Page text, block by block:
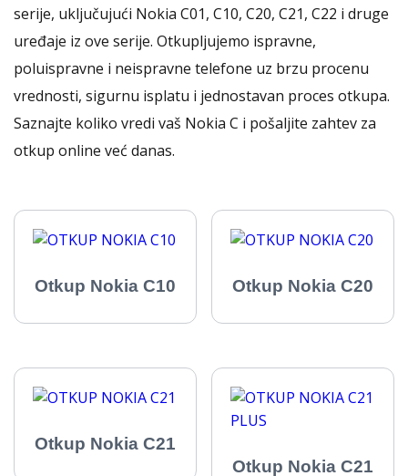
serije, uključujući Nokia C01, C10, C20, C21, C22 i druge
uređaje iz ove serije. Otkupljujemo ispravne,
poluispravne i neispravne telefone uz brzu procenu
vrednosti, sigurnu isplatu i jednostavan proces otkupa.
Saznajte koliko vredi vaš Nokia C i pošaljite zahtev za
otkup online već danas.
Otkup Nokia C10 Otkup Nokia C20
Otkup Nokia C21
Otkup Nokia C21